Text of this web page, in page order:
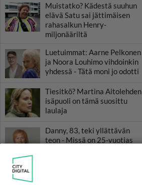
Muistatko? Kädestä suuhun
elävä Satu sai jättimäisen
rahasalkun Henry-
miljonääriltä
Luetuimmat: Aarne Pelkonen
ja Noora Louhimo vihdoinkin
yhdessä - Tätä moni jo odotti
Tiesitkö? Martina Aitolehden
isäpuoli on tämä suosittu
laulaja
Danny, 83, teki yllättävän
teon - Missä on 25-vuotias